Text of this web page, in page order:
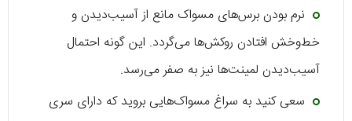
نرم بودن برس‌های مسواک مانع از آسیب‌دیدن و
خط‌وخش افتادن روکش‌ها می‌گردد. این گونه احتمال
آسیب‌دیدن لمینت‌ها نیز به صفر می‌رسد.
سعی کنید به سراغ مسواک‌هایی بروید که دارای سری